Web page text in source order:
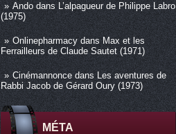
Andodans L’alpagueur de Philippe Labro
(1975)
Onlinepharmacy dansMax et les
Ferrailleurs de Claude Sautet (1971)
Cinémannonce dansLes aventures de
Rabbi Jacob de Gérard Oury (1973)
MÉTA